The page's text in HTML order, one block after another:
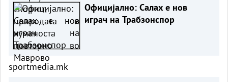
Официјално: Салах е нов
играч на Трабзонспор
sportmedia.mk